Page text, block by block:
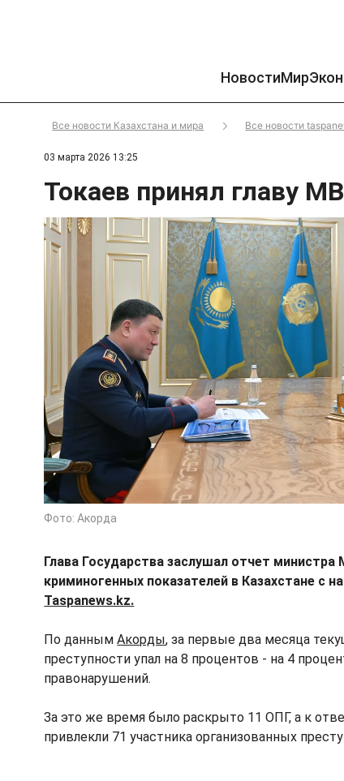
НовостиМир
Все новости Казахстана и мира Все новости
03 марта 2026 13:25
Токаев принял главу
Фото: Акорда
Глава Государства заслушал отчет
криминогенных показателей в Казахстане с
Taspanews.kz.
По даннымАкорды, за первые два месяца
преступности упал на 8 процентов - на 4
правонарушений.
За это же время было раскрыто 11 ОПГ, а к
привлекли 71 участника организованных